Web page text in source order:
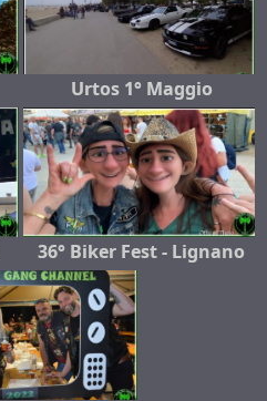
Urtos 1° Maggio
36° Biker Fest - Lignano